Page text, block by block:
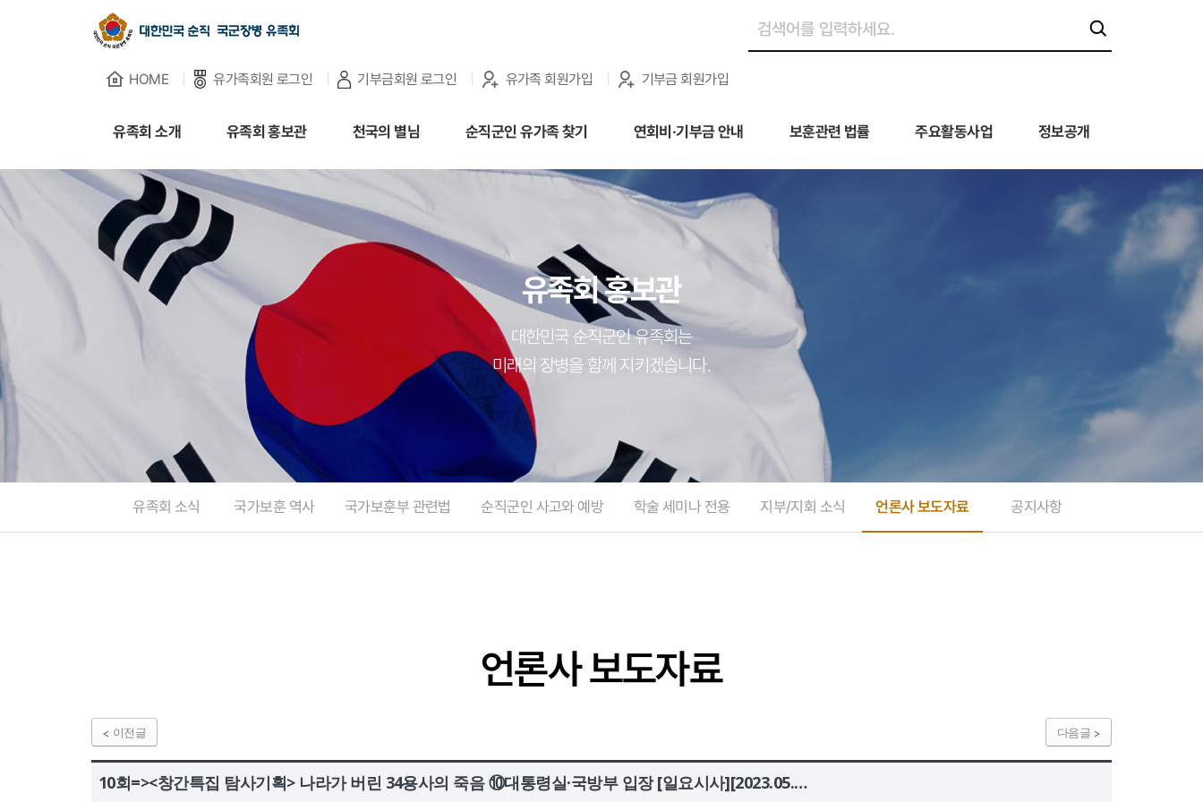
순직군인 유가족 찾기
연회비·기부금 안내
주요활동사업
HOME 유가족회원 로그인
기부금회원 로그인
유가족 회원가입
기부금 회원가입
HOME 유가족회원 로그인 기부금회원 로그인 유가족 회원가입 기부금 회원가입
유족회 소개 유족회 홍보관 천국의 별님 순직군인 유가족 찾기 연회비·기부금 안내 보훈관련 법률 주요활동사업 정보공개
유족회 홍보관
대한민국 순직군인 유족회는
미래의 장병을 함께 지키겠습니다.
유족회 소식 국가보훈 역사 국가보훈부 관련법 순직군인 사고와 예방 학술 세미나 전용 지부/지회 소식 언론사 보도자료 공지사항
언론사 보도자료
이전글 다음글
10회=><창간특집 탐사기획> 나라가 버린 34용사의 죽음 ⑩대통령실·국방부 입장 [일요시사][2023.05.…